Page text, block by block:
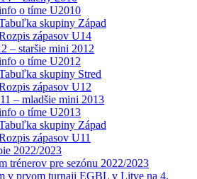
o tíme U2010
skupiny Západ
zápasov U14
– staršie mini 2012
o tíme U2012
skupiny Stred
zápasov U12
– mladšie mini 2013
o tíme U2013
skupiny Západ
zápasov U11
2022/2023
trénerov pre sezónu 2022/2023
v prvom turnaji EGBL v Litve na 4.